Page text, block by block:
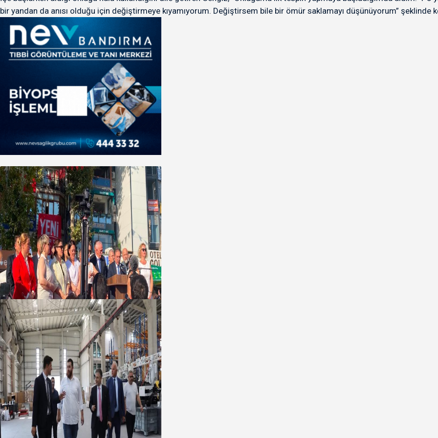
bir yandan da anısı olduğu için değiştirmeye kıyamıyorum. Değiştirsem bile bir ömür saklamayı düşünüyorum” şeklinde
Yeni Parti Bandırma Teşkilatı kuruldu
06 Ağustos 2026
Marmara OSB Müteşebbis Heyeti
Toplantısı gerçekleştirildi
05 Ağustos 2026